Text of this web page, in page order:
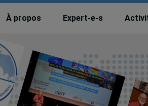
À propos Expert-e-s